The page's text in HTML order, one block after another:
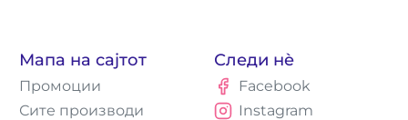
Мапа на сајтот
Промоции
Сите производи
Следи нè
Facebook
Instagram